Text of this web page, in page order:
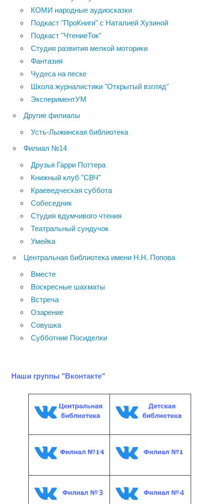
КОМИ народные аудиосказки
Подкаст "ПроКниги" с Наталией Хузиной
Подкаст "ЧтениеТок"
Студия развития мелкой моторики
Фантазия
Чудеса на песке
Школа журналистики "Открытый взгляд"
ЭкспериментУМ
Другие филиалы
Усть-Лыжинская библиотека
Филиал №14
Друзья Гарри Поттера
Книжный клуб "СВЧ"
Краеведческая суббота
Собеседник
Студия вдумчивого чтения
Театральный сундучок
Умейка
Центральная библиотека имени Н.Н. Попова
Вместе
Воскресные шахматы
Встреча
Озарение
Совушка
Субботние Посиделки
Наши группы "Вконтакте"